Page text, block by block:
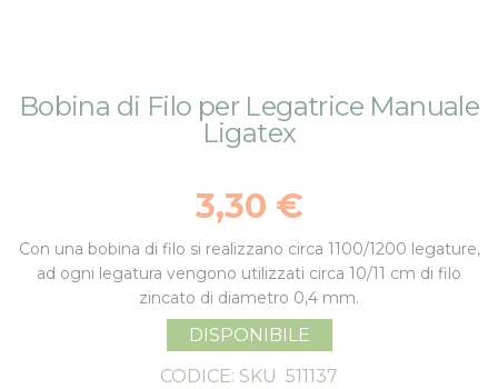
alla
all'inizio
Bobina di Filo per Legatrice Manuale
Ligatex
3,30 €
Con una bobina di filo si realizzano circa 1100/1200 legature,
ad ogni legatura vengono utilizzati circa 10/11 cm di filo
zincato di diametro 0,4 mm.
DISPONIBILE
CODICE: SKU 511137